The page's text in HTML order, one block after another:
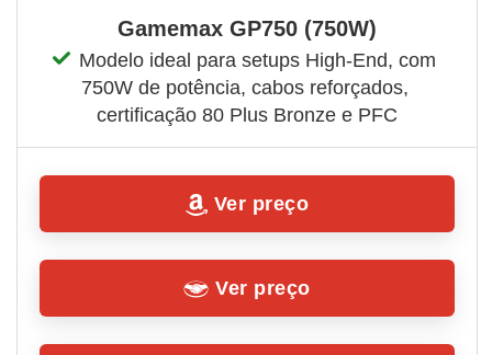
Gamemax GP750 (750W)
Modelo ideal para setups High-End, com
750W de potência, cabos reforçados,
certificação 80 Plus Bronze e PFC
Ver preço
Ver preço